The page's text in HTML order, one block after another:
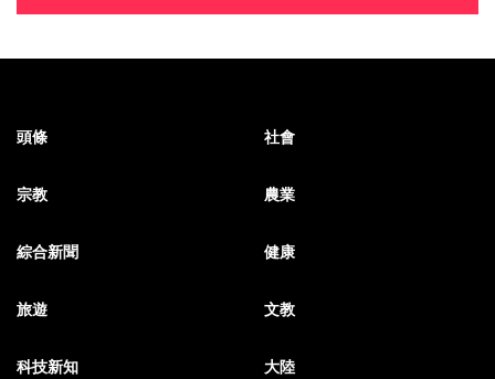
頭條 社會
宗教 農業
綜合新聞 健康
旅遊 文教
科技新知 大陸